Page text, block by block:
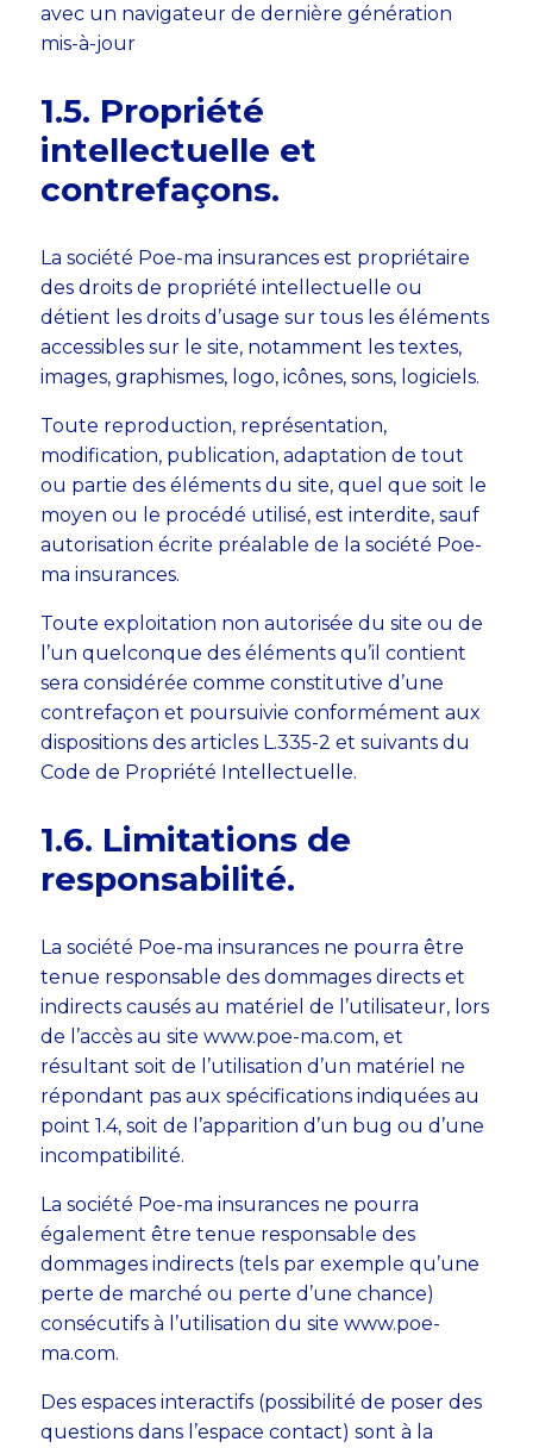
avec un navigateur de dernière génération
mis-à-jour
1.5. Propriété
intellectuelle et
contrefaçons.
La société Poe-ma insurances est propriétaire
des droits de propriété intellectuelle ou
détient les droits d’usage sur tous les éléments
accessibles sur le site, notamment les textes,
images, graphismes, logo, icônes, sons, logiciels.
Toute reproduction, représentation,
modification, publication, adaptation de tout
ou partie des éléments du site, quel que soit le
moyen ou le procédé utilisé, est interdite, sauf
autorisation écrite préalable de la société Poe-
ma insurances.
Toute exploitation non autorisée du site ou de
l’un quelconque des éléments qu’il contient
sera considérée comme constitutive d’une
contrefaçon et poursuivie conformément aux
dispositions des articles L.335-2 et suivants du
Code de Propriété Intellectuelle.
1.6. Limitations de
responsabilité.
La société Poe-ma insurances ne pourra être
tenue responsable des dommages directs et
indirects causés au matériel de l’utilisateur, lors
de l’accès au site www.poe-ma.com, et
résultant soit de l’utilisation d’un matériel ne
répondant pas aux spécifications indiquées au
point 1.4, soit de l’apparition d’un bug ou d’une
incompatibilité.
La société Poe-ma insurances ne pourra
également être tenue responsable des
dommages indirects (tels par exemple qu’une
perte de marché ou perte d’une chance)
consécutifs à l’utilisation du site www.poe-
ma.com.
Des espaces interactifs (possibilité de poser des
questions dans l’espace contact) sont à la